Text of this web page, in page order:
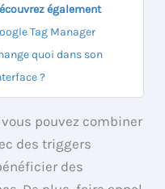
également
Tag Manager
quoi dans son
?
pouvez combiner
des triggers
des